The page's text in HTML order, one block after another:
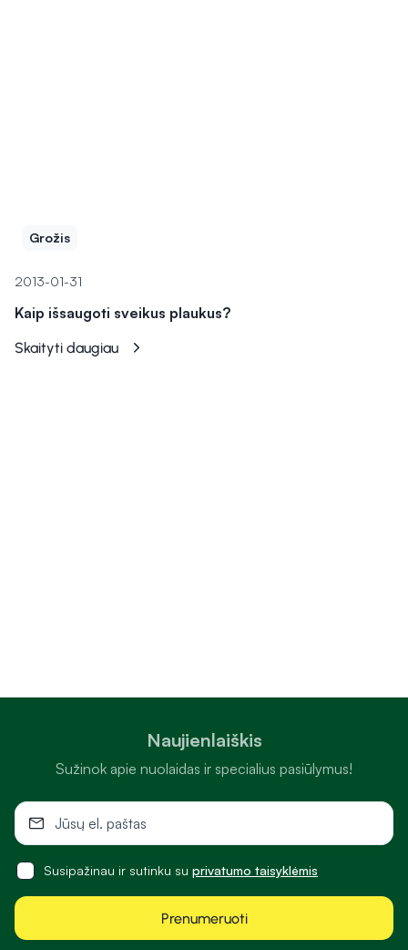
Grožis
2013-01-31
Kaip išsaugoti sveikus plaukus?
Skaityti daugiau
Naujienlaiškis
Sužinok apie nuolaidas ir specialius pasiūlymus!
Susipažinau ir sutinku su privatumo taisyklėmis
Prenumeruoti